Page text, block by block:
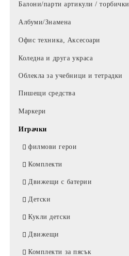
Балони/парти артикули / торбички
Парти артикули
Балони
Торбички
Албуми/Знамена
Знамена
Албуми
Офис техника, Аксесоари
Батерии / Слушалки / Мишки /
Коледна и друга украса
Облекла за учебници и тетрадки
Пишещи средства
Химикали
UNIVERSAL
АЙХАО
Комплекти химикали
MIX
КЛАРО
BIC
Химикали PENSAN / АРК
Автоматични моливи
Моливи
Пълнители
Писалки
Рапидографи
Туш
Тънкописци
Ролери
Маркери
Перманентни маркери
Лакови маркер
Маркери за бяла дъска
Маркер за СД
Текстмаркери
Играчки
филмови герои
Комплекти
Движещи с батерии
Детски
Кукли детски
Движещи
Комплекти за пясък